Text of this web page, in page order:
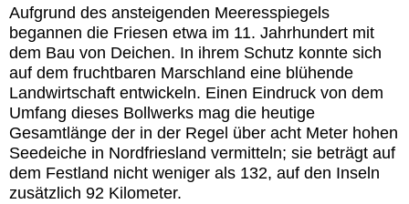
Aufgrund des ansteigenden Meeresspiegels
begannen die Friesen etwa im 11. Jahrhundert mit
dem Bau von Deichen. In ihrem Schutz konnte sich
auf dem fruchtbaren Marschland eine blühende
Landwirtschaft entwickeln. Einen Eindruck von dem
Umfang dieses Bollwerks mag die heutige
Gesamtlänge der in der Regel über acht Meter hohen
Seedeiche in Nordfriesland vermitteln; sie beträgt auf
dem Festland nicht weniger als 132, auf den Inseln
zusätzlich 92 Kilometer.